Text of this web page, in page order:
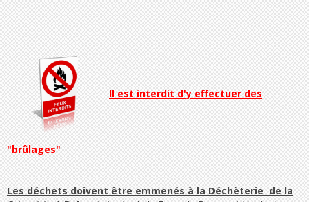
Il est interdit d'y effectuer des
"brûlages"
Les déchets doivent être emmenés à la Déchèterie de la